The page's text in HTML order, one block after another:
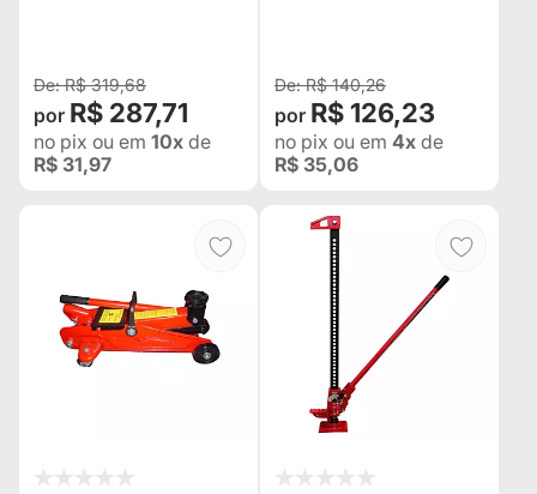
R$ 319,68
R$ 287,71
no pix ou em 10x de
R$ 31,97
R$ 140,26
R$ 126,23
no pix ou em 4x de
R$ 35,06